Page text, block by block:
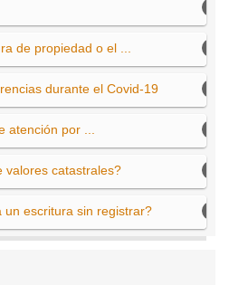
de propiedad o el ...
durante el Covid-19
atención por ...
valores catastrales?
un escritura sin registrar?